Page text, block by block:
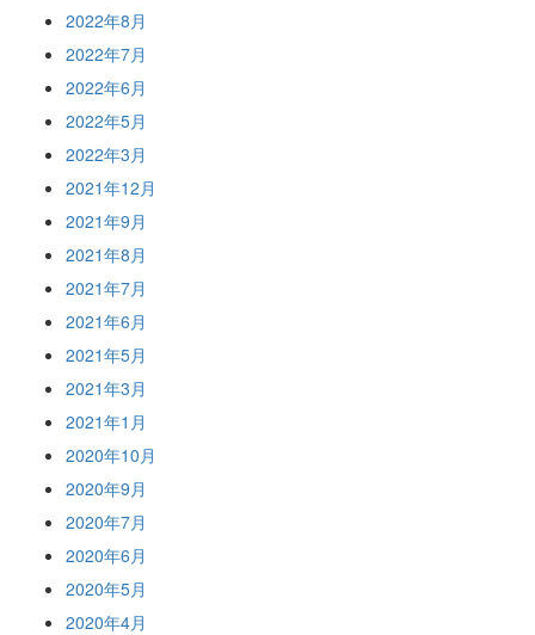
2022年8月
2022年7月
2022年6月
2022年5月
2022年3月
2021年12月
2021年9月
2021年8月
2021年7月
2021年6月
2021年5月
2021年3月
2021年1月
2020年10月
2020年9月
2020年7月
2020年6月
2020年5月
2020年4月